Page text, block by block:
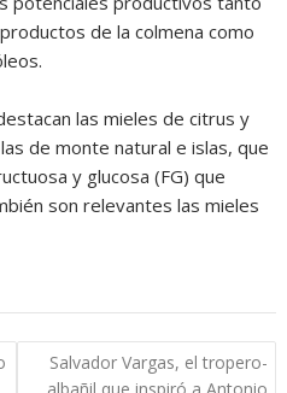
de la colmena como
las mieles de citrus y
de monte natural e islas, que
y glucosa (FG) que
son relevantes las mieles
Salvador Vargas, el tropero-
albañil que inspiró a Antonio